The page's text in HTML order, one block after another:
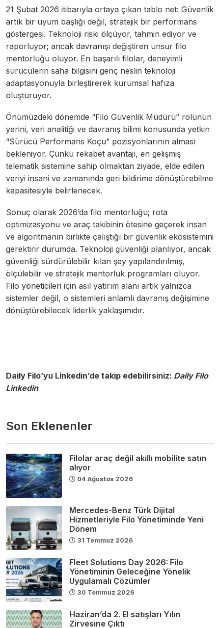
21 Şubat 2026 itibarıyla ortaya çıkan tablo net: Güvenlik
artık bir uyum başlığı değil, stratejik bir performans
göstergesi. Teknoloji riski ölçüyor, tahmin ediyor ve
raporluyor; ancak davranışı değiştiren unsur filo
mentorluğu oluyor. En başarılı filolar, deneyimli
sürücülerin saha bilgisini genç neslin teknoloji
adaptasyonuyla birleştirerek kurumsal hafıza
oluşturuyor.
Önümüzdeki dönemde “Filo Güvenlik Müdürü” rolünün
yerini, veri analitiği ve davranış bilimi konusunda yetkin
“Sürücü Performans Koçu” pozisyonlarının alması
bekleniyor. Çünkü rekabet avantajı, en gelişmiş
telematik sistemine sahip olmaktan ziyade, elde edilen
veriyi insani ve zamanında geri bildirime dönüştürebilme
kapasitesiyle belirlenecek.
Sonuç olarak 2026’da filo mentorluğu; rota
optimizasyonu ve araç takibinin ötesine geçerek insan
ve algoritmanın birlikte çalıştığı bir güvenlik ekosistemini
gerektirir durumda. Teknoloji güvenliği planlıyor, ancak
güvenliği sürdürülebilir kılan şey yapılandırılmış,
ölçülebilir ve stratejik mentorluk programları oluyor.
Filo yöneticileri için asıl yatırım alanı artık yalnızca
sistemler değil, o sistemleri anlamlı davranış değişimine
dönüştürebilecek liderlik yaklaşımıdır.
Daily Filo’yu Linkedin’de takip edebilirsiniz: Daily Filo
Linkedin
Son Eklenenler
Filolar araç değil akıllı mobilite satın
alıyor
04 Ağustos 2026
Mercedes-Benz Türk Dijital
Hizmetleriyle Filo Yönetiminde Yeni
Dönem
31 Temmuz 2026
Fleet Solutions Day 2026: Filo
Yönetiminin Geleceğine Yönelik
Uygulamalı Çözümler
30 Temmuz 2026
Haziran’da 2. El satışları Yılın
Zirvesine Çıktı